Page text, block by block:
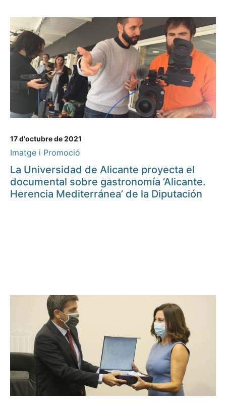
17 d'octubre de 2021
Imatge i Promoció
La Universidad de Alicante proyecta el
documental sobre gastronomía ‘Alicante.
Herencia Mediterránea’ de la Diputación